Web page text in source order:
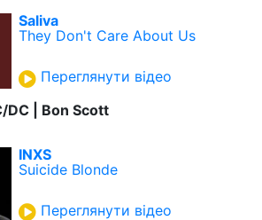
Saliva
They Don't Care About Us
Переглянути відео
DC | Bon Scott
INXS
Suicide Blonde
Переглянути відео